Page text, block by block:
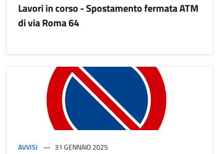
Lavori in corso - Spostamento fermata ATM
di via Roma 64
AVVISI 31 GENNAIO 2025